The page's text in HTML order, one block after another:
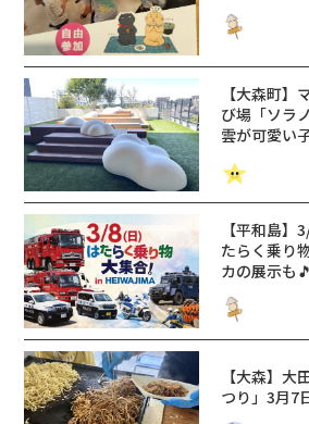
【大森町】
び場「ソラ
雲が可愛い
【平和島
たらく乗り
カの展示も🎵
【大森】大
つり」3月7